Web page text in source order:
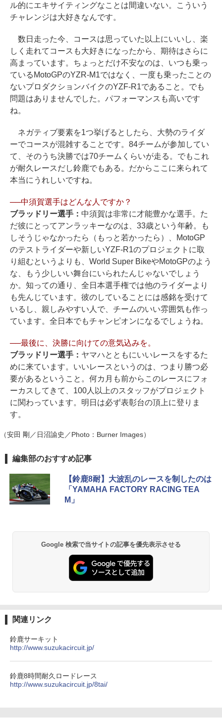
ル的にエキサイティングなことは間違いない。こういう
チャレンジは大好きなんです。
数日走った今、コースは思っていた以上にいいし、楽
しく走れてコースも大好きになったから、期待はさらに
高まっています。ちょっとだけ不安なのは、いつも乗っ
ているMotoGPのYZR-M1ではなく、一度も乗ったことの
ないプロダクションバイクのYZF-R1であること。でも
問題はありませんでした。パフォーマンスも高いです
ね。
ネガティブ要素を1つ挙げるとしたら、大勢のライダ
ーでコースが混雑することです。84チームが参加してい
て、そのうち決勝では70チームくらいが走る。でもこれ
が耐久レースだし鈴鹿でもある。だからここに来られて
本当にうれしいですね。
──中須賀選手はどんな人ですか？
ブラッドリー選手： 中須賀は非常に才能豊かな選手。た
だ彼にとってアンラッキーなのは、33歳という年齢。も
しそうじゃなかったら（もっと若かったら）、MotoGP
のテストライダーや新しいYZF-R1のプロジェクトに取
り組むというよりも、World Super BikeやMotoGPのよう
な、もう少しいい舞台にいられたんじゃないでしょう
か。知っての通り、全日本選手権では他のライダーより
も先んじています。彼のしていることには感銘を受けて
いるし、親しみやすい人で、チームのいい雰囲気も作っ
ています。全日本でもチャンピオンになるでしょうね。
──最後に、決勝に向けての意気込みを。
ブラッドリー選手： ヤマハとともにいいレースをするた
めに来ています。いいレースというのは、つまり勝つ必
要があるということ。何カ月も前からこのレースにフォ
ーカスしてきて、100人以上のスタッフがプロジェクト
に関わっています。明日は必ず表彰台の頂上に登りま
す。
（安田 剛／日沼諭史／Photo：Burner Images）
編集部のおすすめ記事
【鈴鹿8耐】大波乱のレースを制したのは
「YAMAHA FACTORY RACING TEA
M」
Google 検索で当サイトの記事を優先表示させる
関連リンク
鈴鹿サーキット
http://www.suzukacircuit.jp/
鈴鹿8時間耐久ロードレース
http://www.suzukacircuit.jp/8tai/